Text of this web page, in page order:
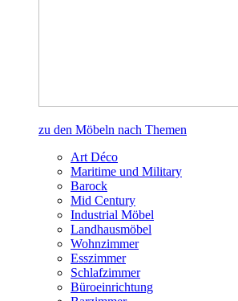
zu den Möbeln nach Themen
Art Déco
Maritime und Military
Barock
Mid Century
Industrial Möbel
Landhausmöbel
Wohnzimmer
Esszimmer
Schlafzimmer
Büroeinrichtung